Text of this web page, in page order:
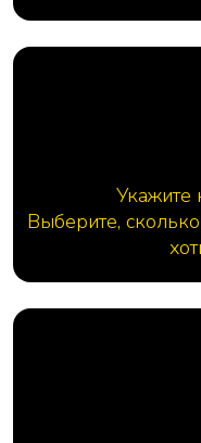
Укажите
Выберите,